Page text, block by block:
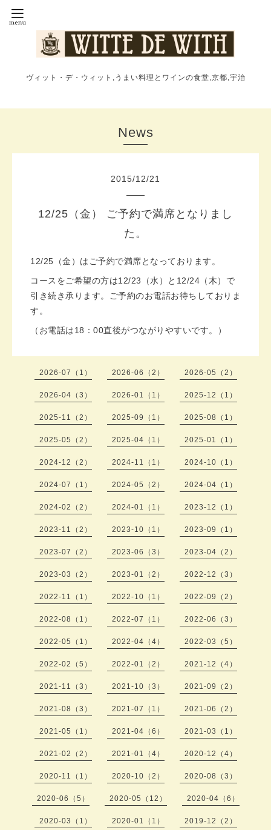
ヴィット・デ・ウィット,うまい料理とワインの食堂,京都,宇治
News
2015/12/21
12/25（金） ご予約で満席となりまし
た。
12/25（金）はご予約で満席となっております。
コースをご希望の方は12/23（水）と12/24（木）で
引き続き承ります。ご予約のお電話お待ちしておりま
す。
（お電話は18：00直後がつながりやすいです。）
2026-07（1） 2026-06（2） 2026-05（2）
2026-04（3） 2026-01（1） 2025-12（1）
2025-11（2） 2025-09（1） 2025-08（1）
2025-05（2） 2025-04（1） 2025-01（1）
2024-12（2） 2024-11（1） 2024-10（1）
2024-07（1） 2024-05（2） 2024-04（1）
2024-02（2） 2024-01（1） 2023-12（1）
2023-11（2） 2023-10（1） 2023-09（1）
2023-07（2） 2023-06（3） 2023-04（2）
2023-03（2） 2023-01（2） 2022-12（3）
2022-11（1） 2022-10（1） 2022-09（2）
2022-08（1） 2022-07（1） 2022-06（3）
2022-05（1） 2022-04（4） 2022-03（5）
2022-02（5） 2022-01（2） 2021-12（4）
2021-11（3） 2021-10（3） 2021-09（2）
2021-08（3） 2021-07（1） 2021-06（2）
2021-05（1） 2021-04（6） 2021-03（1）
2021-02（2） 2021-01（4） 2020-12（4）
2020-11（1） 2020-10（2） 2020-08（3）
2020-06（5） 2020-05（12） 2020-04（6）
2020-03（1） 2020-01（1） 2019-12（2）